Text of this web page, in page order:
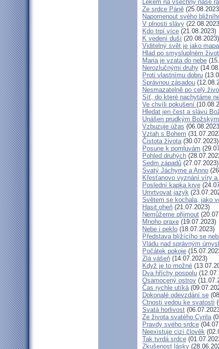
Lékem na všechny naše
Ze srdce Páně
Napomenout svého
V plnosti slávy
Kdo trpí více (21.08.2023)
K vedení duší (20.08.2023)
Viditelný svět je jako mapa
Hlad po smysluplném
Maria je vzata do nebe
Nerozlučnými druhy
Proti vlastnímu dobru
Správnou zásadou
Nesmazatelně po celý
Síť, do které nachytáme
Ve chvíli pokušení
Hledat jen čest a slávu
Unášen prudkým
Vzbuzuje úžas
Vztah s Bohem
Čistota života(30.07.2023)
Posune k pomluvám
Pohled druhých
Sedm západů (27.07.2023)
Svatý Jáchyme a Anno
Křesťanovo vyznání víry
Poslední kapka krve
Umrtvovat jazyk
Světem se kochala, jako
Hasit oheň (21.07.2023)
Nemůžeme přijmout
Mnoho praxe (19.07.2023)
Nebe i peklo (18.07.2023)
Představa blížícího se
Vládu nad správným
Počátek pokoje
Zlá vášeň (14.07.2023)
Když je to možné
Dva hříchy pospolu
Osamocený ostrov
Čas rychle utíká
Dokonalé odevzdání se
Ctnosti vedou ke svatosti
Svatá horlivost
Ze života svatého Cyrila
Pravdy svého srdce
Neexistuje cizí člověk
Tak tvrdá srdce
Zkušenost lásky